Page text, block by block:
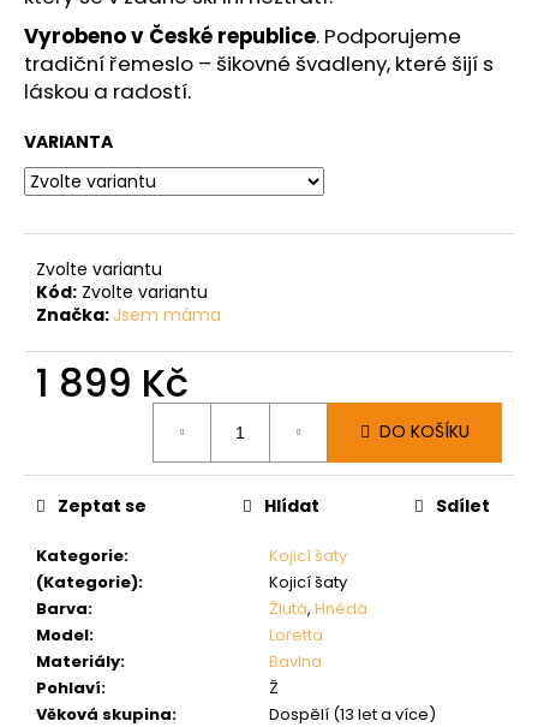
Vyrobeno v České republice. Podporujeme
tradiční řemeslo – šikovné švadleny, které šijí s
láskou a radostí.
VARIANTA
Zvolte variantu
Kód: Zvolte variantu
Značka: Jsem máma
1 899 Kč
DO KOŠÍKU
Kategorie:
Kojicí šaty
(Kategorie):
Kojicí šaty
Barva: Žlutá, Hnědá
Model:
Loretta
Materiály:
Bavlna
Pohlaví:
Ž
Věková skupina:
Dospělí (13 let a více)
Zeptat se Hlídat Sdílet